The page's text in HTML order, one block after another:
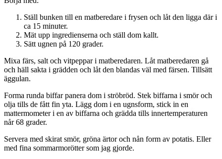
Ställ bunken till en matberedare i frysen och låt den ligga där i
ca 15 minuter.
Mät upp ingredienserna och ställ dom kallt.
Sätt ugnen på 120 grader.
Mixa färs, salt och vitpeppar i matberedaren. Låt matberedaren gå
och häll sakta i grädden och låt den blandas väl med färsen. Tillsätt
äggulan.
Forma runda biffar panera dom i ströbröd. Stek biffarna i smör och
olja tills de fått fin yta. Lägg dom i en ugnsform, stick in en
mattermometer i en av biffarna och grädda tills innertemperaturen
når 68 grader.
Servera med skirat smör, gröna ärtor och nån form av potatis. Eller
med fina sommarmorötter som jag gjorde.